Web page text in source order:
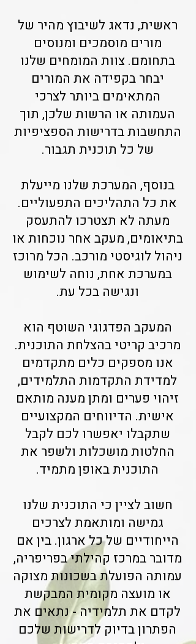
ראשית, נדאג לשיבוץ מהיר של
מורים מוסמכים ומנוסים
בתחומם. צוות המומחים שלנו
יבחר בקפידה את המורים
המתאימים ביותר לצרכי
העמותה או הרשות שלכן, תוך
התחשבות בדרישות הספציפיות
של כל תוכנית תגבור.
בנוסף, המערכת שלנו מייעלת
את כל התהליכים התפעוליים.
מעתה לא תצטרכו להתעסק
בתיאומים, מעקב אחר נוכחות או
ניהול לוגיסטי מורכב. הכל מרוכז
במערכת אחת, נוחה לשימוש
ונגישה בכל עת.
המעקב הפדגוגי השוטף הוא
מרכיב קריטי בהצלחת התוכנית.
אנו מספקים כלים מתקדמים
למדידת התקדמות התלמידים,
זיהוי פערים ומתן מענה מותאם
אישית. הדיווחים המקצועיים
שתקבלו יאפשרו לכם לקבל
החלטות מושכלות ולשפר את
התוכנית באופן מתמיד.
חשוב לציין כי התוכנית שלנו
גמישה ומותאמת לצרכים
הייחודיים של כל ארגון. בין אם
מדובר במרכז קהילתי בפריפריה,
עמותה הפועלת בשכונות מצוקה
או מועצה מקומית המבקשת
לקדם את תלמידיה - נתאים את
הפתרון בדיוק לדרישות שלכם